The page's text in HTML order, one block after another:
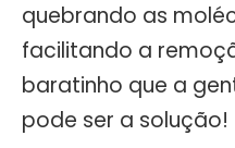
quebrando as
facilitando a
baratinho que a
pode ser a solução!